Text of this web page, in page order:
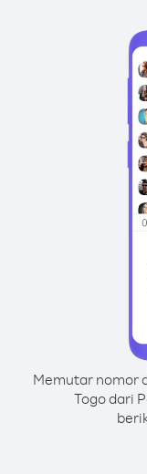
Memutar nomor
Togo dari